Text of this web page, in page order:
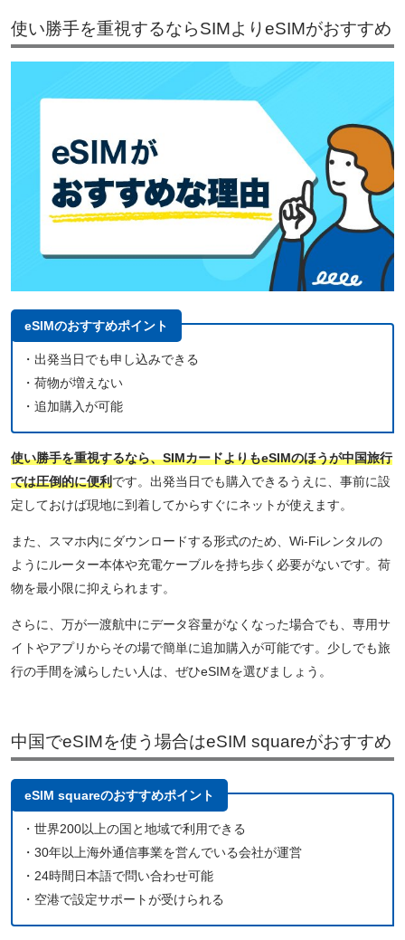
使い勝手を重視するならSIMよりeSIMがおすすめ
eSIMのおすすめポイント
・出発当日でも申し込みできる
・荷物が増えない
・追加購入が可能
使い勝手を重視するなら、SIMカードよりもeSIMのほうが中国旅行
では圧倒的に便利です。出発当日でも購入できるうえに、事前に設
定しておけば現地に到着してからすぐにネットが使えます。
また、スマホ内にダウンロードする形式のため、Wi-Fiレンタルの
ようにルーター本体や充電ケーブルを持ち歩く必要がないです。荷
物を最小限に抑えられます。
さらに、万が一渡航中にデータ容量がなくなった場合でも、専用サ
イトやアプリからその場で簡単に追加購入が可能です。少しでも旅
行の手間を減らしたい人は、ぜひeSIMを選びましょう。
中国でeSIMを使う場合はeSIM squareがおすすめ
eSIM squareのおすすめポイント
・世界200以上の国と地域で利用できる
・30年以上海外通信事業を営んでいる会社が運営
・24時間日本語で問い合わせ可能
・空港で設定サポートが受けられる